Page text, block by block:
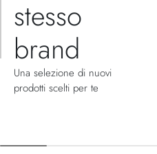
stesso
brand
Una selezione di nuovi
prodotti scelti per te